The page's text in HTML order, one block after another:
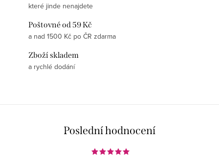
které jinde nenajdete
Poštovné od 59 Kč
a nad 1500 Kč po ČR zdarma
Zboží skladem
a rychlé dodání
Poslední hodnocení